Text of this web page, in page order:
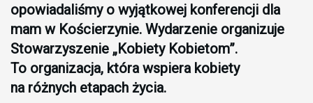
opowiadaliśmy o wyjątkowej konferencji dla
mam w Kościerzynie. Wydarzenie organizuje
Stowarzyszenie „Kobiety Kobietom”.
To organizacja, która wspiera kobiety
na różnych etapach życia.